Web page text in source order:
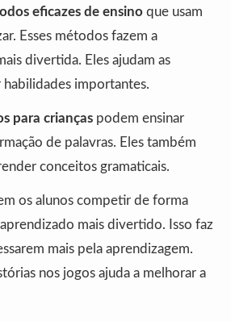
eficazes de ensino que usam
Esses métodos fazem a
divertida. Eles ajudam as
habilidades importantes.
para crianças podem ensinar
de palavras. Eles também
conceitos gramaticais.
os alunos competir de forma
mais divertido. Isso faz
mais pela aprendizagem.
nos jogos ajuda a melhorar a